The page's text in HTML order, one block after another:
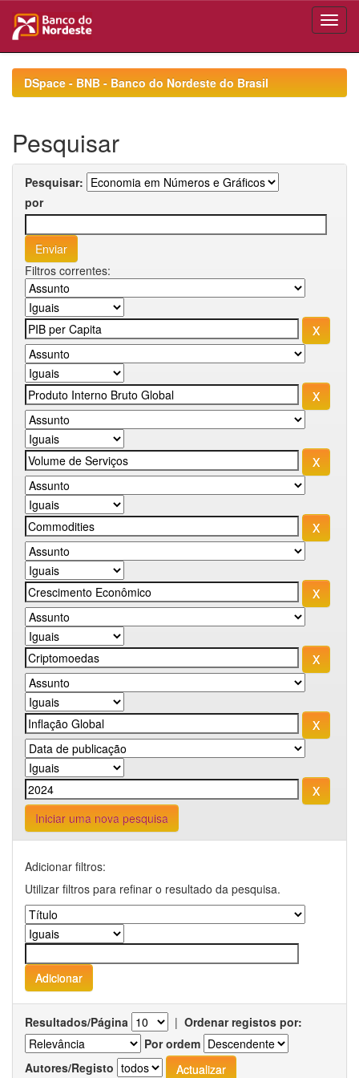
navigationDSpace - BNB - Banco do Nordeste do Brasil
Pesquisar
Pesquisar:
por
Filtros correntes:
Iniciar uma nova pesquisa
Adicionar filtros:
Utilizar filtros para refinar o resultado da pesquisa.
Resultados/Página | Ordenar registos por:
Por ordem
Autores/Registo